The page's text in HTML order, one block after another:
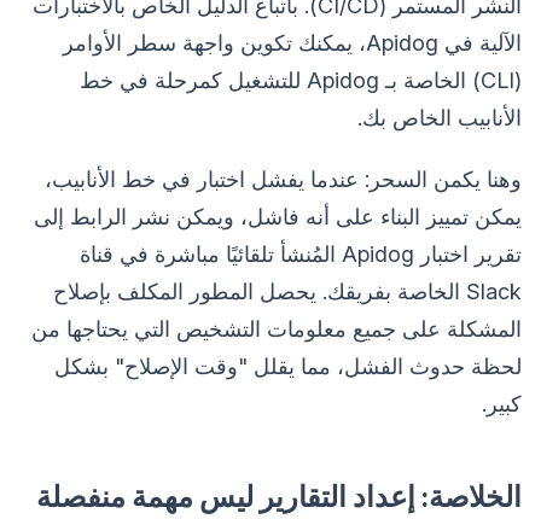
النشر المستمر (CI/CD). باتباع الدليل الخاص بالاختبارات
الآلية في Apidog، يمكنك تكوين واجهة سطر الأوامر
(CLI) الخاصة بـ Apidog للتشغيل كمرحلة في خط
الأنابيب الخاص بك.
وهنا يكمن السحر: عندما يفشل اختبار في خط الأنابيب،
يمكن تمييز البناء على أنه فاشل، ويمكن نشر الرابط إلى
تقرير اختبار Apidog المُنشأ تلقائيًا مباشرة في قناة
Slack الخاصة بفريقك. يحصل المطور المكلف بإصلاح
المشكلة على جميع معلومات التشخيص التي يحتاجها من
لحظة حدوث الفشل، مما يقلل "وقت الإصلاح" بشكل
كبير.
الخلاصة: إعداد التقارير ليس مهمة منفصلة